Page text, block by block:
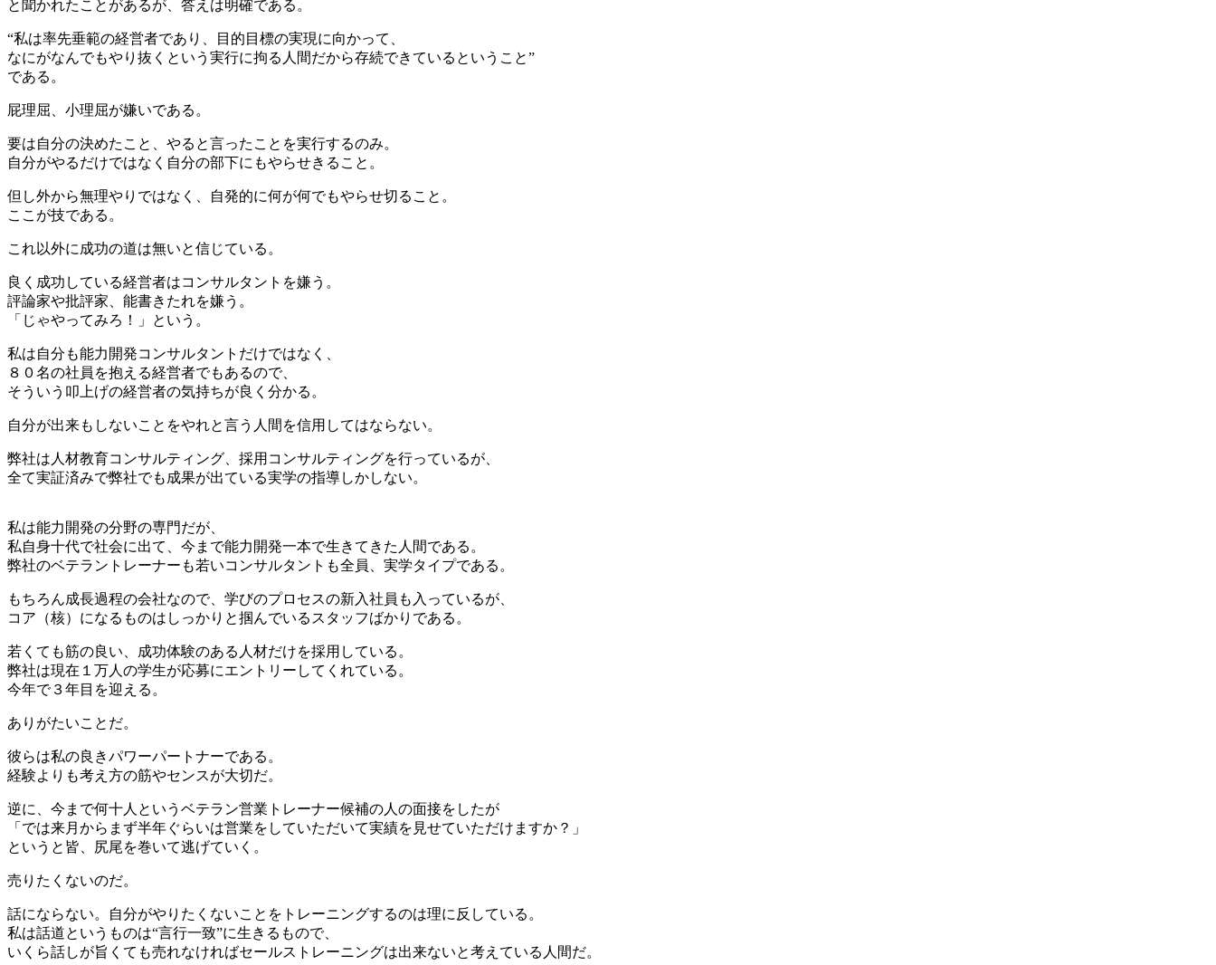
と聞かれたことがあるが、答えは明確である。
“私は率先垂範の経営者であり、目的目標の実現に向かって、
なにがなんでもやり抜くという実行に拘る人間だから存続できているということ”
である。
屁理屈、小理屈が嫌いである。
要は自分の決めたこと、やると言ったことを実行するのみ。
自分がやるだけではなく自分の部下にもやらせきること。
但し外から無理やりではなく、自発的に何が何でもやらせ切ること。
ここが技である。
これ以外に成功の道は無いと信じている。
良く成功している経営者はコンサルタントを嫌う。
評論家や批評家、能書きたれを嫌う。
「じゃやってみろ！」という。
私は自分も能力開発コンサルタントだけではなく、
８０名の社員を抱える経営者でもあるので、
そういう叩上げの経営者の気持ちが良く分かる。
自分が出来もしないことをやれと言う人間を信用してはならない。
弊社は人材教育コンサルティング、採用コンサルティングを行っているが、
全て実証済みで弊社でも成果が出ている実学の指導しかしない。
私は能力開発の分野の専門だが、
私自身十代で社会に出て、今まで能力開発一本で生きてきた人間である。
弊社のベテラントレーナーも若いコンサルタントも全員、実学タイプである。
もちろん成長過程の会社なので、学びのプロセスの新入社員も入っているが、
コア（核）になるものはしっかりと掴んでいるスタッフばかりである。
若くても筋の良い、成功体験のある人材だけを採用している。
弊社は現在１万人の学生が応募にエントリーしてくれている。
今年で３年目を迎える。
ありがたいことだ。
彼らは私の良きパワーパートナーである。
経験よりも考え方の筋やセンスが大切だ。
逆に、今まで何十人というベテラン営業トレーナー候補の人の面接をしたが
「では来月からまず半年ぐらいは営業をしていただいて実績を見せていただけますか？」
というと皆、尻尾を巻いて逃げていく。
売りたくないのだ。
話にならない。自分がやりたくないことをトレーニングするのは理に反している。
私は話道というものは“言行一致”に生きるもので、
いくら話しが旨くても売れなければセールストレーニングは出来ないと考えている人間だ。